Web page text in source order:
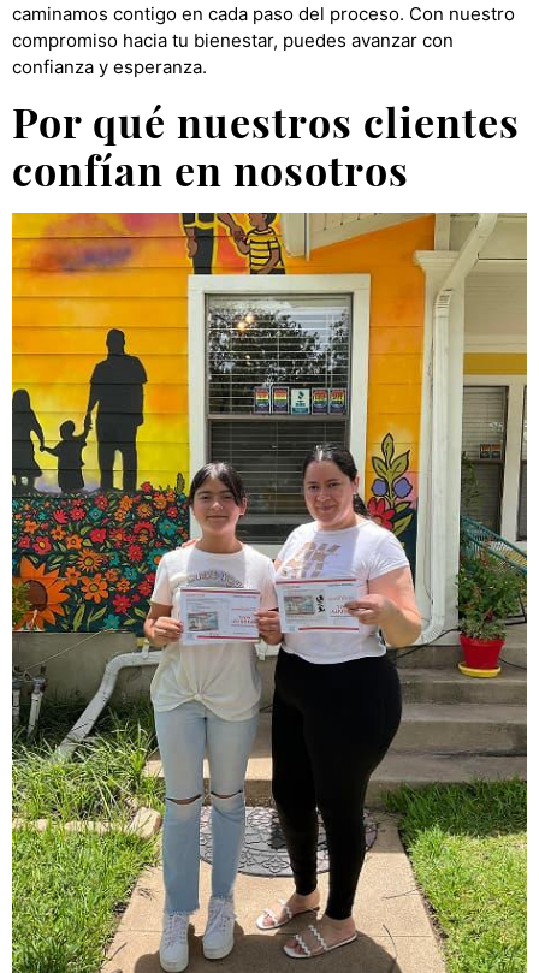
caminamos contigo en cada paso del proceso. Con nuestro
compromiso hacia tu bienestar, puedes avanzar con
confianza y esperanza.
Por qué nuestros clientes
confían en nosotros